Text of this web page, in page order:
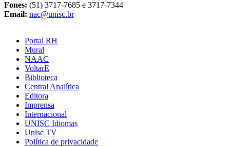
Fones: (51) 3717-7685 e 3717-7344
Email: nac@unisc.br
Portal RH
Mural
NAAC
VoltarE
Biblioteca
Central Analítica
Editora
Imprensa
Internacional
UNISC Idiomas
Unisc TV
Política de privacidade